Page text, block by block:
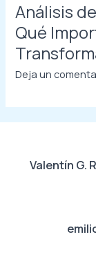
Análisis
Qué
Deja un
Valentín G.